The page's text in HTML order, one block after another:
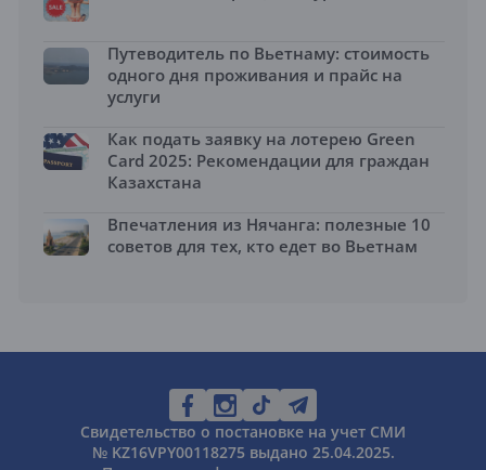
Путеводитель по Вьетнаму: стоимость
одного дня проживания и прайс на
услуги
Как подать заявку на лотерею Green
Card 2025: Рекомендации для граждан
Казахстана
Впечатления из Нячанга: полезные 10
советов для тех, кто едет во Вьетнам
Свидетельство о постановке на учет СМИ
№ KZ16VPY00118275 выдано 25.04.2025.